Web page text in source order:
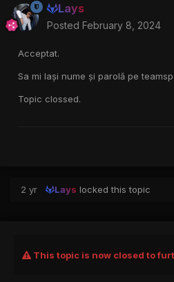
Lays
Posted February 8, 2024
Acceptat.
Sa mi lași nume și parolă pe
Topic clossed.
2 yr Lays locked this topic
This topic is now closed to